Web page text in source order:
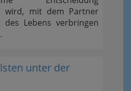
wird, mit dem Partner
des Lebens verbringen
unter der